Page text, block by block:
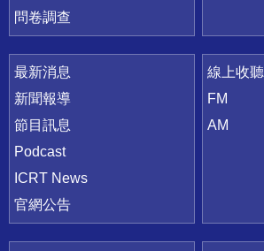
問卷調查
最新消息
新聞報導
節目訊息
Podcast
ICRT News
官網公告
線上收聽
FM
AM